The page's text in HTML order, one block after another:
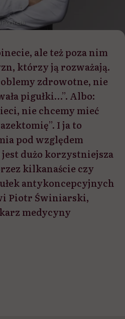
ale też poza nim
którzy ją rozważają.
zdrowotne, nie
pigułki…”. Albo:
nie chcemy mieć
I ja to
pod względem
dużo korzystniejsza
kilkanaście czy
antykoncepcyjnych
Piotr Świniarski,
medycyny